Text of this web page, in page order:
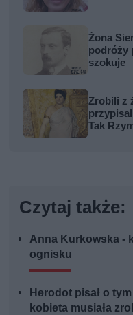
Żona
podróży
szokuje
Zrobili z
Tak
Czytaj także:
Anna Kurkowska -
ognisku
Herodot pisał o
kobieta musiała